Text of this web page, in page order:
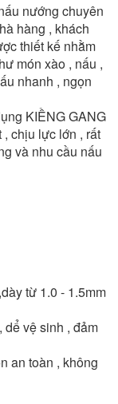
nướng chuyên
hàng , khách
thiết kế nhằm
món xào , nấu ,
nhanh , ngọn
KIỀNG GANG
chịu lực lớn , rất
và nhu cầu nấu
từ 1.0 - 1.5mm
vệ sinh , đảm
an toàn , không